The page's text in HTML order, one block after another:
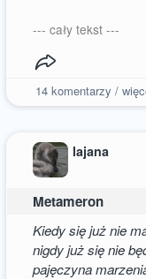
--- cały tekst ---
14komentarzy /
lajana
Metameron
Kiedy się już nie
nigdy już się nie
pajęczyna